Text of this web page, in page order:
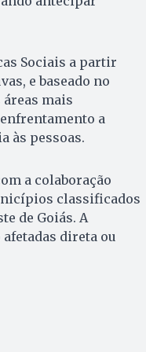
Sociais a partir
e baseado no
mais
a
às pessoas.
a colaboração
classificados
de Goiás. A
direta ou